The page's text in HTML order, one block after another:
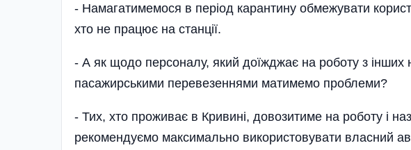
- Намагатимемося в період карантину обмежувати
хто не працює на станції.
- А як щодо персоналу, який доїжджає на роботу з інших
пасажирськими перевезеннями ма­ти­мемо про­блеми?
- Тих, хто проживає в Кривині, довозитиме на роботу і
рекомендуємо максимально використовувати власний